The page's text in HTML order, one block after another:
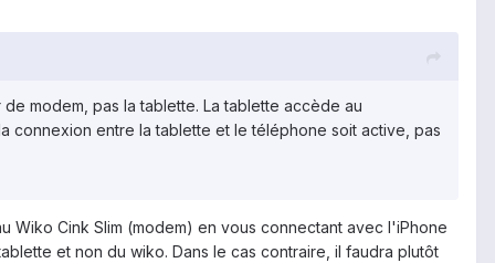
modem, pas la tablette. La tablette accède au
connexion entre la tablette et le téléphone soit active, pas
Wiko Cink Slim (modem) en vous connectant avec l'iPhone
et non du wiko. Dans le cas contraire, il faudra plutôt